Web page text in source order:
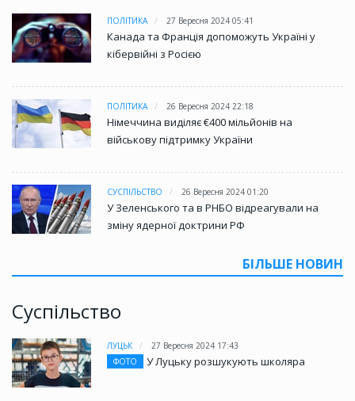
ПОЛІТИКА 27 Вересня 2024 05:41
Канада та Франція допоможуть Україні у
кібервійні з Росією
ПОЛІТИКА 26 Вересня 2024 22:18
Німеччина виділяє €400 мільйонів на
військову підтримку України
СУСПІЛЬСТВО 26 Вересня 2024 01:20
У Зеленського та в РНБО відреагували на
зміну ядерної доктрини РФ
БІЛЬШЕ НОВИН
Суспільство
ЛУЦЬК
27 Вересня 2024 17:43
ФОТО
У Луцьку розшукують школяра